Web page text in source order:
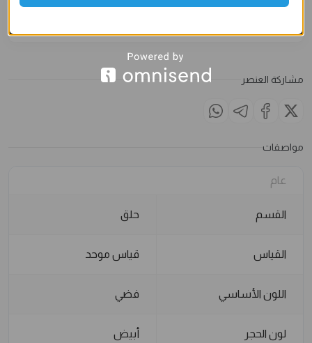
مشاركة العنصر
مواصفات
عام
القسم حلق
القياس قياس موحد
اللون الأساسي فضي
لون الحجر أبيض